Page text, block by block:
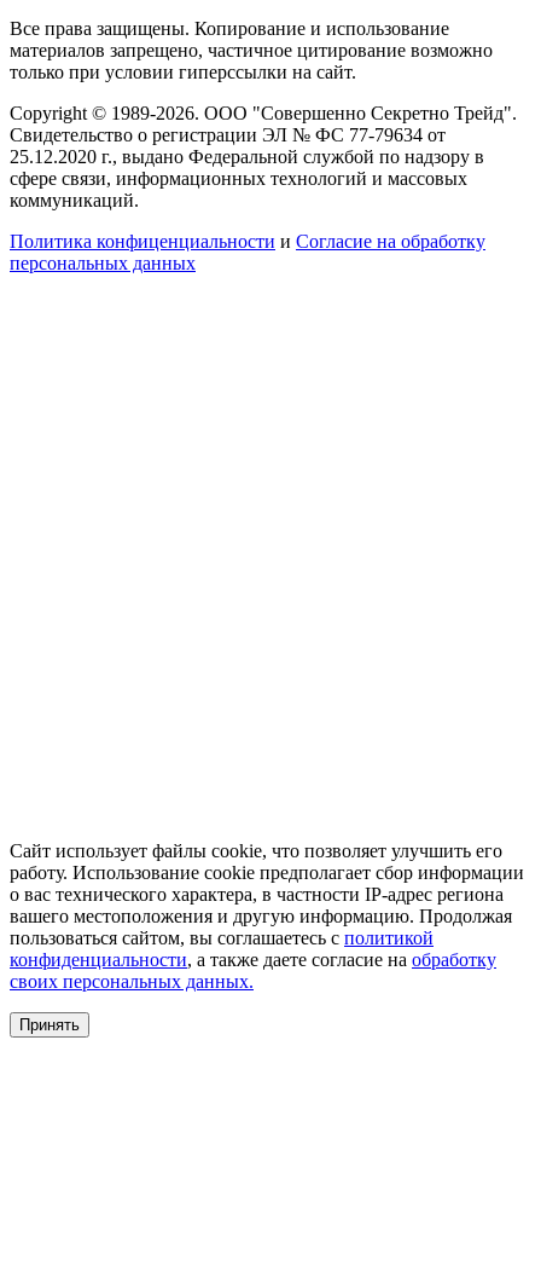
Все права защищены. Копирование и использование
материалов запрещено, частичное цитирование возможно
только при условии гиперссылки на сайт.
Copyright © 1989-2026. ООО "Совершенно Секретно Трейд".
Свидетельство о регистрации ЭЛ № ФС 77-79634 от
25.12.2020 г., выдано Федеральной службой по надзору в
сфере связи, информационных технологий и массовых
коммуникаций.
Политика конфиценциальности и Согласие на обработку
персональных данных
Сайт использует файлы cookie, что позволяет улучшить его
работу. Использование cookie предполагает сбор информации
о вас технического характера, в частности IP-адрес региона
вашего местоположения и другую информацию. Продолжая
пользоваться сайтом, вы соглашаетесь с политикой
конфиденциальности, а также даете согласие на обработку
своих персональных данных.
Принять